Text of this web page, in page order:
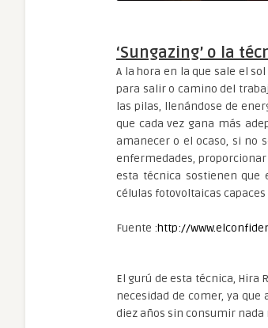
‘Sungazing’ o la
A la hora en la que sale el
para salir o camino del
las pilas, llenándose de
que cada vez gana más
amanecer o el ocaso, si no
enfermedades,
esta técnica sostienen que
células fotovoltaicas
Fuente :http://
El gurú de esta técnica, Hira
necesidad de comer, ya
diez años sin consumir nada